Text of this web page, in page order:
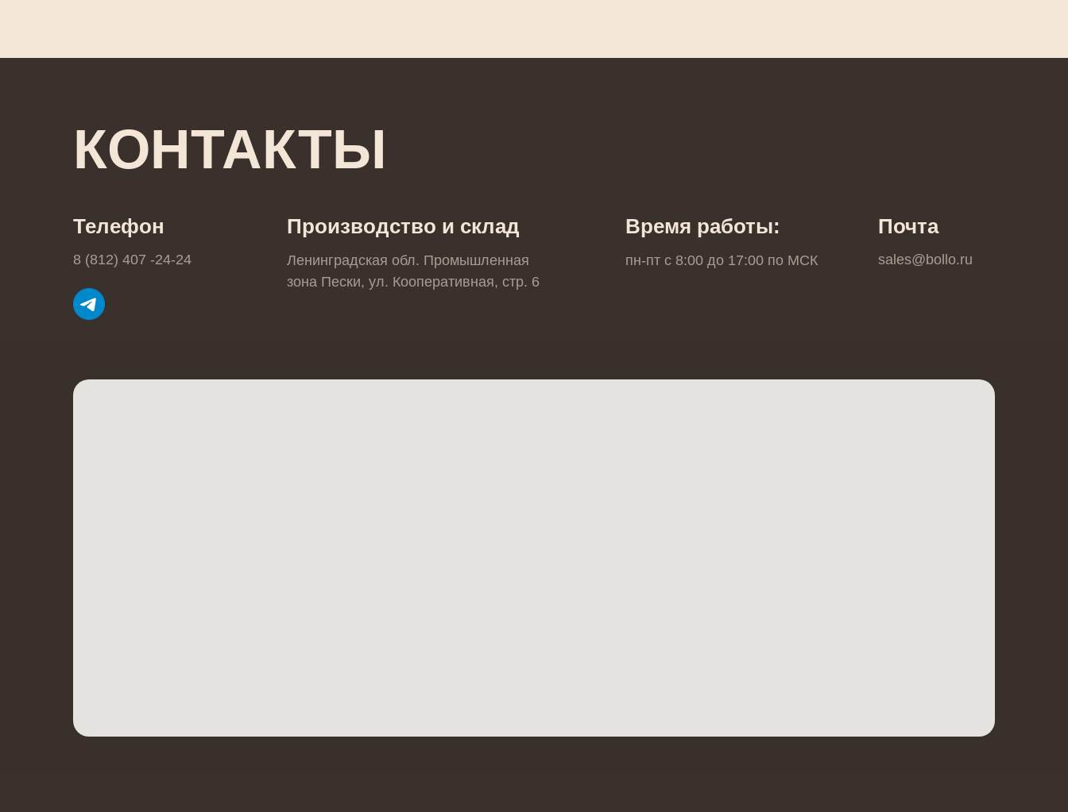
КОНТАКТЫ
Почта
sales@bollo.ru
Телефон
8 (812) 407 -24-24 пн-пт с 8:00 до 17:00 по МCК
Время работы:
Ленинградская обл. Промышленная
зона Пески, ул. Кооперативная, стр. 6
Производство и склад